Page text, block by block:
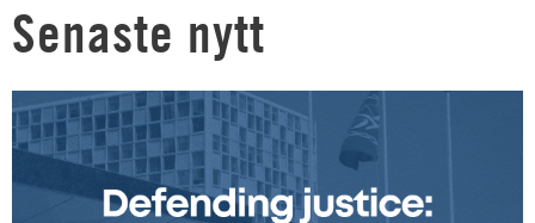
Senaste nytt